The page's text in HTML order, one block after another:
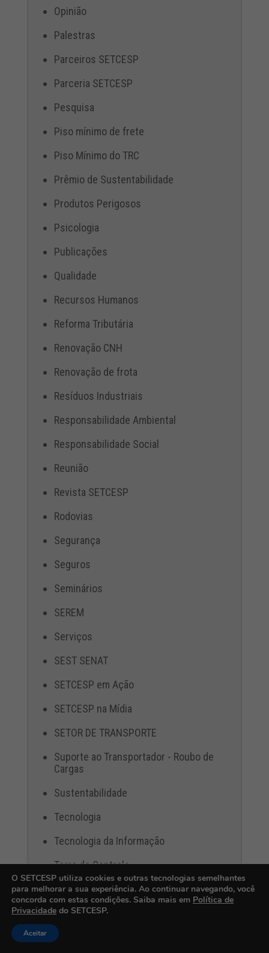
Opinião
Palestras
Parceiros SETCESP
Parceria SETCESP
Pesquisa
Piso mínimo de frete
Piso Mínimo do TRC
Prêmio de Sustentabilidade
Produtos Perigosos
Psicologia
Publicações
Qualidade
Recursos Humanos
Reforma Tributária
Renovação CNH
Renovação de frota
Resíduos Industriais
Responsabilidade Ambiental
Responsabilidade Social
Reunião
Revista SETCESP
Rodovias
Segurança
Seguros
Seminários
SEREM
Serviços
SEST SENAT
SETCESP em Ação
SETCESP na Mídia
SETOR DE TRANSPORTE
Suporte ao Transportador - Roubo de
Cargas
Sustentabilidade
Tecnologia
Tecnologia da Informação
Torre de Controle
Transporte Rodoviário
Transporte: Roubo de carga
Treinamento
O SETCESP utiliza cookies e outras tecnologias semelhantes
para melhorar a sua experiência. Ao continuar navegando, você
concorda com estas condições. Saiba mais em Política de
Privacidade do SETCESP.
Aceitar